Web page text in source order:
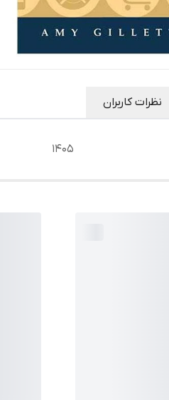
نظرات کاربران
1405